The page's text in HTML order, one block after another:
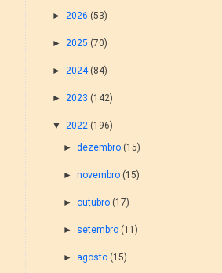
► 2026 (53)
► 2025 (70)
► 2024 (84)
► 2023 (142)
▼ 2022 (196)
►dezembro (15)
►novembro (15)
►outubro (17)
► setembro (11)
► agosto (15)